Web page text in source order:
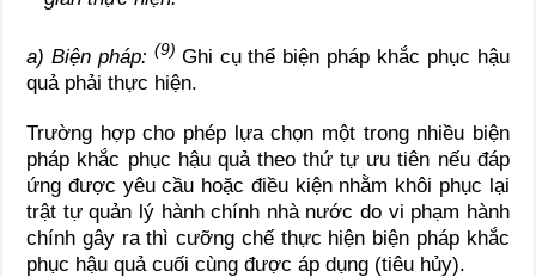
a) Biện pháp: (9) Ghi cụ thể biện pháp khắc phục hậu
quả phải thực hiện.
Trường hợp cho phép lựa chọn một trong nhiều biện
pháp khắc phục hậu quả theo thứ tự ưu tiên nếu đáp
ứng được yêu cầu hoặc điều kiện nhằm khôi phục lại
trật tự quản lý hành chính nhà nước do vi phạm hành
chính gây ra thì cưỡng chế thực hiện biện pháp khắc
phục hậu quả cuối cùng được áp dụng (tiêu hủy).